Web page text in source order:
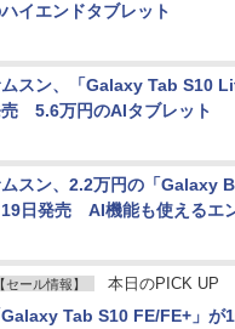
イエンドタブレット
スン、「Galaxy Tab S10
5.6万円のAIタブレット
スン、2.2万円の「Galaxy
19日発売 AI機能も使えるエ
【セール情報】 本日のPICK UP
Galaxy Tab S10 FE/FE+」が